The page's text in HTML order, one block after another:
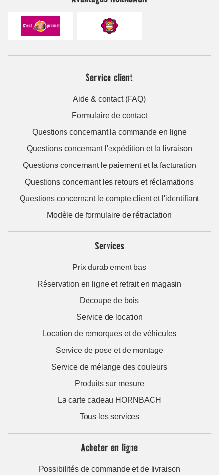
Service client
Aide & contact (FAQ)
Formulaire de contact
Questions concernant la commande en ligne
Questions concernant l'expédition et la livraison
Questions concernant le paiement et la facturation
Questions concernant les retours et réclamations
Questions concernant le compte client et l'identifiant
Modèle de formulaire de rétractation
Services
Prix durablement bas
Réservation en ligne et retrait en magasin
Découpe de bois
Service de location
Location de remorques et de véhicules
Service de pose et de montage
Service de mélange des couleurs
Produits sur mesure
La carte cadeau HORNBACH
Tous les services
Acheter en ligne
Possibilités de commande et de livraison